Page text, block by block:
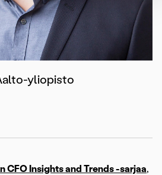
yliopisto
CFO Insights and Trends -sarjaa,